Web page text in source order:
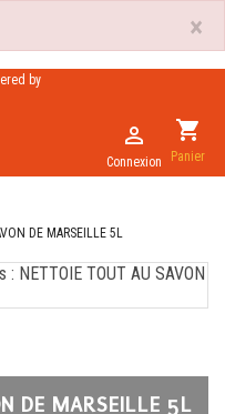
×
by
shopping_cart
Panier

Connexion
DE MARSEILLE 5L
DE MARSEILLE 5L